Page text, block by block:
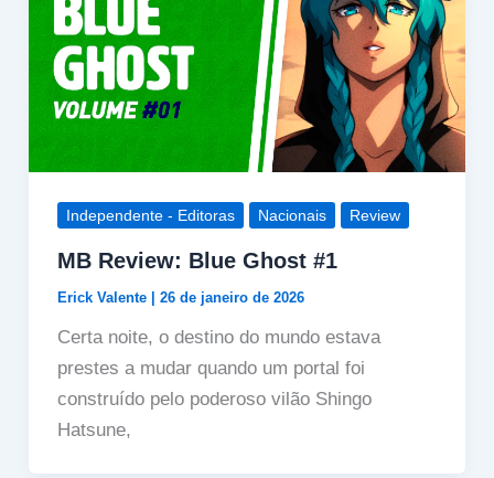
Independente - Editoras Nacionais Review
MB Review: Blue Ghost #1
Erick Valente | 26 de janeiro de 2026
Certa noite, o destino do mundo estava
prestes a mudar quando um portal foi
construído pelo poderoso vilão Shingo
Hatsune,